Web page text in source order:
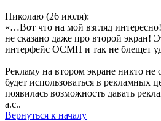
Николаю (26 июля):
«…Вот что на мой взгляд интересно!
не сказано даже про второй экран!
интерфейс ОСМП и так не блещет
Рекламу на втором экране никто не
будет использоваться в рекламных
появилась возможность давать
а.с..
Вернуться к началу